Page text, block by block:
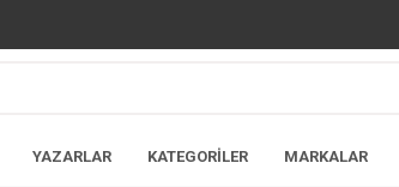
YAZARLAR KATEGORİLER MARKALAR